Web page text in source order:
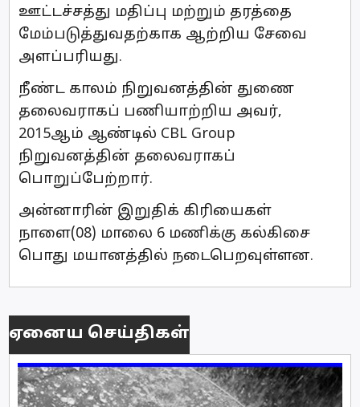
ஊட்டச்சத்து மதிப்பு மற்றும் தரத்தை
மேம்படுத்துவதற்காக ஆற்றிய சேவை
அளப்பரியது.
நீண்ட காலம் நிறுவனத்தின் துணை
தலைவராகப் பணியாற்றிய அவர்,
2015ஆம் ஆண்டில் CBL Group
நிறுவனத்தின் தலைவராகப்
பொறுப்பேற்றார்.
அன்னாரின் இறுதிக் கிரியைகள்
நாளை(08) மாலை 6 மணிக்கு கல்கிசை
பொது மயானத்தில் நடைபெறவுள்ளன.
ஏனைய செய்திகள்